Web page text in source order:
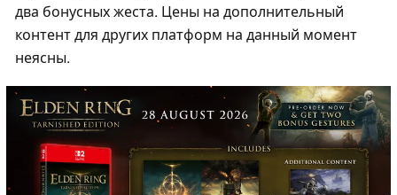
два бонусных жеста. Цены на дополнительный
контент для других платформ на данный момент
неясны.